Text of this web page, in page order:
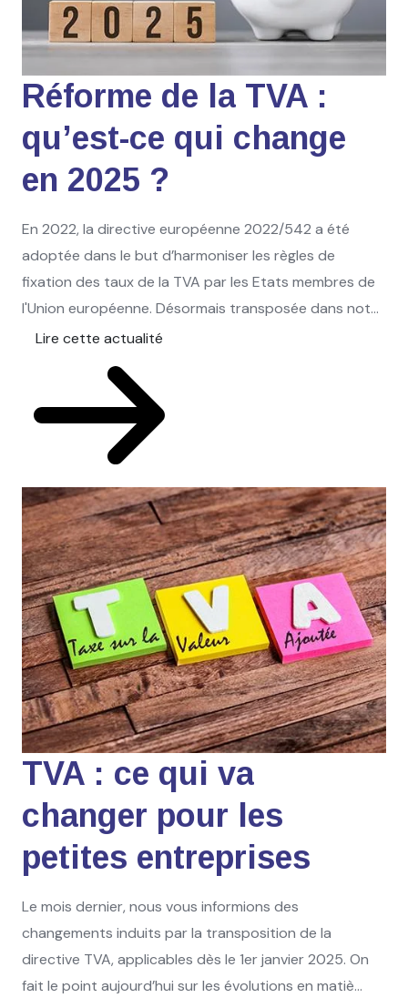
Réforme de la TVA :
qu’est-ce qui change
en 2025 ?
En 2022, la directive européenne 2022/542 a été
adoptée dans le but d’harmoniser les règles de
fixation des taux de la TVA par les Etats membres de
l'Union européenne. Désormais transposée dans not...
Lire cette actualité
TVA : ce qui va
changer pour les
petites entreprises
Le mois dernier, nous vous informions des
changements induits par la transposition de la
directive TVA, applicables dès le 1er janvier 2025. On
fait le point aujourd’hui sur les évolutions en matiè...